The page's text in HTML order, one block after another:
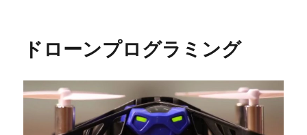
ドローンプログラミング